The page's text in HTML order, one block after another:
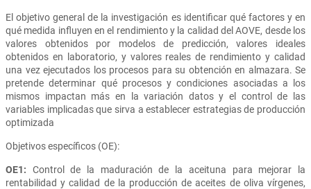
El objetivo general de la investigación es identificar qué factores y en
qué medida influyen en el rendimiento y la calidad del AOVE, desde los
valores obtenidos por modelos de predicción, valores ideales
obtenidos en laboratorio, y valores reales de rendimiento y calidad
una vez ejecutados los procesos para su obtención en almazara. Se
pretende determinar qué procesos y condiciones asociadas a los
mismos impactan más en la variación datos y el control de las
variables implicadas que sirva a establecer estrategias de producción
optimizada
Objetivos específicos (OE):
OE1: Control de la maduración de la aceituna para mejorar la
rentabilidad y calidad de la producción de aceites de oliva vírgenes,